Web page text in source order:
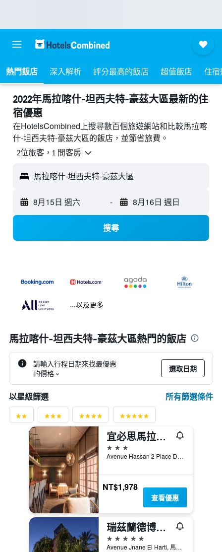
熱門飯店 深入解析 評分最高的飯店 超值飯店 住
2022年馬拉喀什-坦西夫特-豪茲大區最新的住
宿優惠
在HotelsCombined上搜尋數百個旅遊網站和比較馬拉喀
什-坦西夫特-豪茲大區的飯店，並節省旅費。
2位旅客，1 間客房
馬拉喀什-坦西夫特-豪茲大區
8月15日 週六 - 8月16日 週日
搜尋
...以及更多
馬拉喀什-坦西夫特-豪茲大區熱門的飯店
請輸入行程日期來找最優惠
的價格。
選取日期
以星級篩選 所有篩選條件
宜必思馬拉喀什中心站酒店
3星級
Avenue Hassan 2 Place De La Gare, 馬拉喀什, 摩洛哥
NT$1,978
查看優惠
瑞茲蘭德博宮酒店及spa
5星級
Avenue Jnane El Harti, 馬拉喀什, 摩洛哥